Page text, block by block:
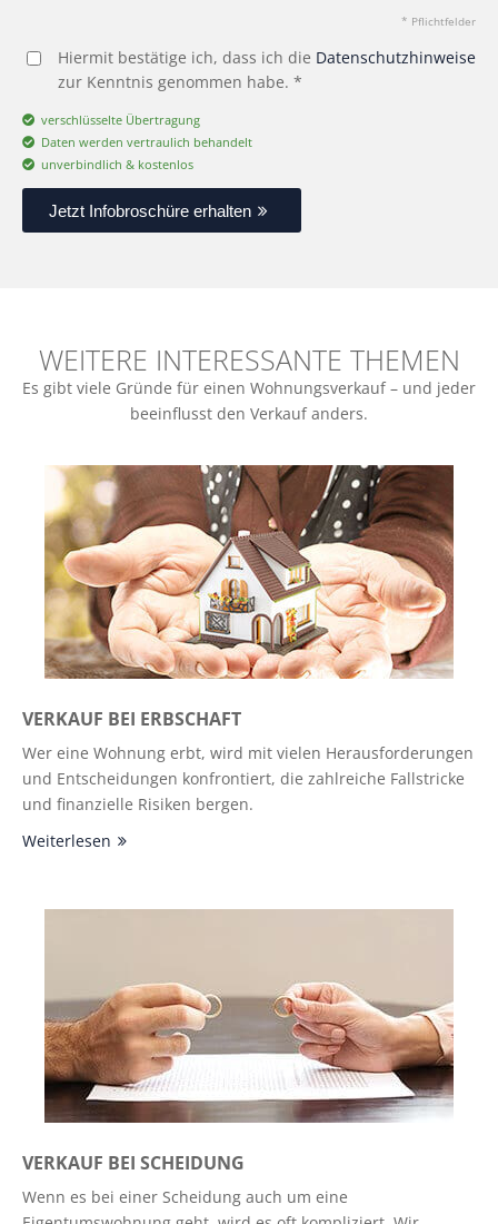
* Pflichtfelder
Hiermit bestätige ich, dass ich die Datenschutzhinweise
zur Kenntnis genommen habe. *
verschlüsselte Übertragung
Daten werden vertraulich behandelt
unverbindlich & kostenlos
Jetzt Infobroschüre erhalten
WEITERE INTERESSANTE THEMEN
Es gibt viele Gründe für einen Wohnungsverkauf – und jeder
beeinflusst den Verkauf anders.
VERKAUF BEI ERBSCHAFT
Wer eine Wohnung erbt, wird mit vielen Herausforderungen
und Entscheidungen konfrontiert, die zahlreiche Fallstricke
und finanzielle Risiken bergen.
Weiterlesen
VERKAUF BEI SCHEIDUNG
Wenn es bei einer Scheidung auch um eine